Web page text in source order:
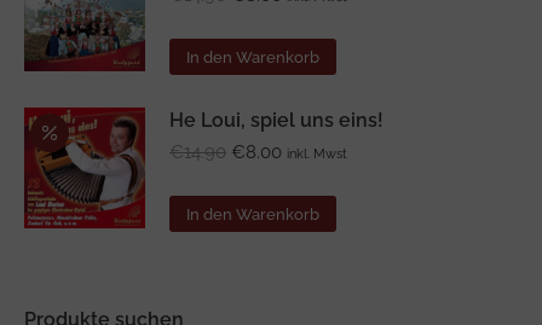
war:
€14.90
ist:
€8.00.
In den Warenkorb
He Loui, spiel uns eins!
€14.90 Ursprünglicher
war:
€14.90
€8.00 Aktueller
ist:
€8.00.
inkl. Mwst
In den Warenkorb
Produkte suchen